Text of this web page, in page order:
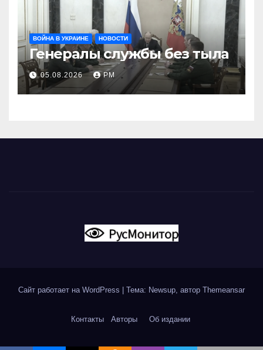
ВОЙНА В УКРАИНЕ НОВОСТИ
Генералы службы без тыла
05.08.2026 РМ
Сайт работает на WordPress Тема: Newsup, автор Themeansar
Контакты Авторы Об издании